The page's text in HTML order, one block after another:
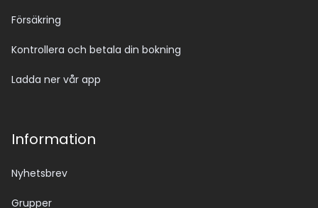
Försäkring
Kontrollera och betala din bokning
Ladda ner vår app
Information
Nyhetsbrev
Grupper